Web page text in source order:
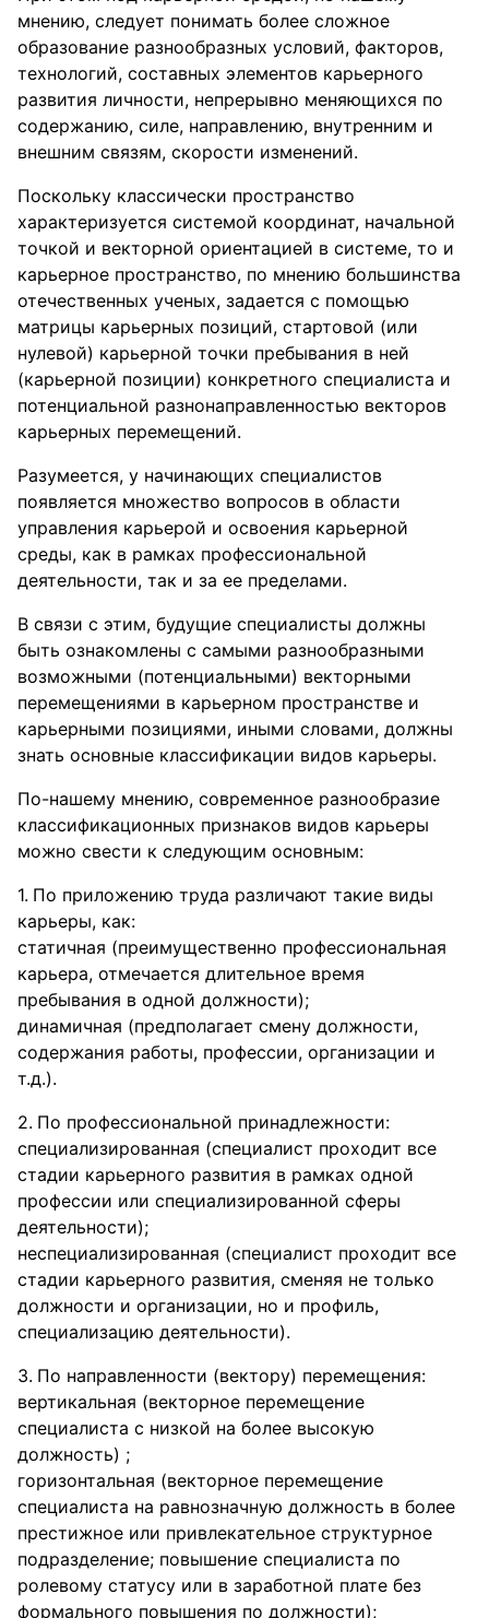
мнению, следует понимать более сложное
образование разнообразных условий, факторов,
технологий, составных элементов карьерного
развития личности, непрерывно меняющихся по
содержанию, силе, направлению, внутренним и
внешним связям, скорости изменений.
Поскольку классически пространство
характеризуется системой координат, начальной
точкой и векторной ориентацией в системе, то и
карьерное пространство, по мнению большинства
отечественных ученых, задается с помощью
матрицы карьерных позиций, стартовой (или
нулевой) карьерной точки пребывания в ней
(карьерной позиции) конкретного специалиста и
потенциальной разнонаправленностью векторов
карьерных перемещений.
Разумеется, у начинающих специалистов
появляется множество вопросов в области
управления карьерой и освоения карьерной
среды, как в рамках профессиональной
деятельности, так и за ее пределами.
В связи с этим, будущие специалисты должны
быть ознакомлены с самыми разнообразными
возможными (потенциальными) векторными
перемещениями в карьерном пространстве и
карьерными позициями, иными словами, должны
знать основные классификации видов карьеры.
По-нашему мнению, современное разнообразие
классификационных признаков видов карьеры
можно свести к следующим основным:
По приложению труда различают такие виды
карьеры, как:
статичная (преимущественно профессиональная
карьера, отмечается длительное время
пребывания в одной должности);
динамичная (предполагает смену должности,
содержания работы, профессии, организации и
т.д.).
По профессиональной принадлежности:
специализированная (специалист проходит все
стадии карьерного развития в рамках одной
профессии или специализированной сферы
деятельности);
неспециализированная (специалист проходит все
стадии карьерного развития, сменяя не только
должности и организации, но и профиль,
специализацию деятельности).
По направленности (вектору) перемещения:
вертикальная (векторное перемещение
специалиста с низкой на более высокую
должность) ;
горизонтальная (векторное перемещение
специалиста на равнозначную должность в более
престижное или привлекательное структурное
подразделение; повышение специалиста по
ролевому статусу или в заработной плате без
формального повышения по должности);